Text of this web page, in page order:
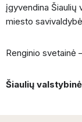
įgyvendina Šiaulių
miesto
Renginio svetainė
Šiaulių